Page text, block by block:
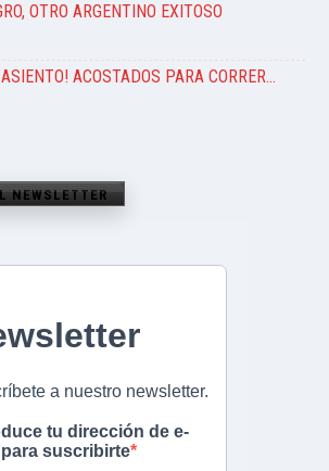
OTRO ARGENTINO EXITOSO
ACOSTADOS PARA CORRER…
NEWSLETTER